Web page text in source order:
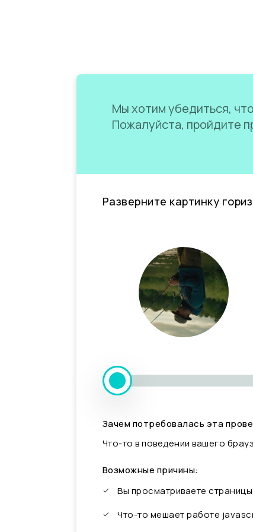
Мы хотим убедиться,
Пожалуйста, пройдите
Разверните картинку
Зачем потребовалась эта
Что-то в поведении вашего
Возможные причины:
Вы просматриваете
Что-то мешает работе